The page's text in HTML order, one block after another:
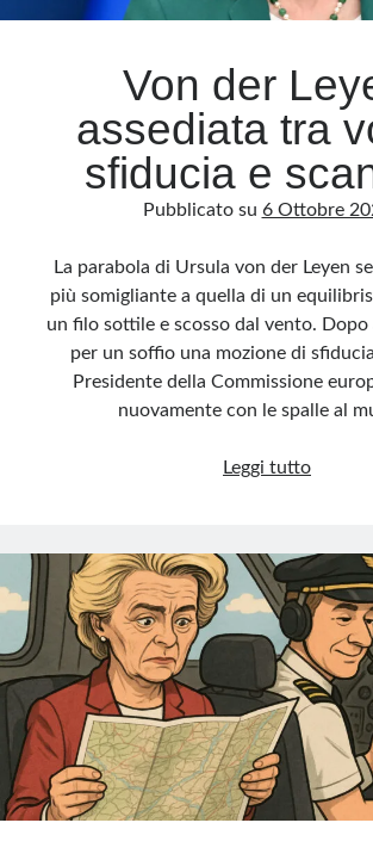
Von der
assediata tra
sfiducia e
Pubblicato su 6 Ottobre
La parabola di Ursula von der Leyen
più somigliante a quella di un
un filo sottile e scosso dal vento.
per un soffio una mozione di
Presidente della Commissione
nuovamente con le spalle al
Leggi tuttoVon
tra
voti
di
sfiducia
e